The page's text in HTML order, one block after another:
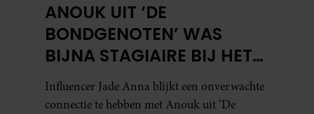
ANOUK UIT ‘DE
BONDGENOTEN’ WAS
BIJNA STAGIAIRE BIJ HET
MERK VAN JADE ANNA
Influencer Jade Anna blijkt een onverwachte
connectie te hebben met Anouk uit ‘De